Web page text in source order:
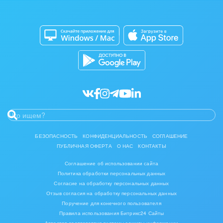
Инвестиционный бизнес
Интерьер, дизайн, декор
Консалтинговые и управленческие услуги
Мебель, лес, деревообработка
Медицина и фармацевтика
Металлургия
Кибербезопасность
Битрикс24 Маркет
Разработчикам приложений
БЕЗОПАСНОСТЬ КОНФИДЕНЦИАЛЬНОСТЬ
СОГЛАШЕНИЕ
ПУБЛИЧНАЯ ОФЕРТА
О НАС КОНТАКТЫ
Соглашение об использовании сайта
Политика обработки персональных данных
Согласие на обработку персональных данных
Отзыв согласия на обработку персональных данных
Поручение для конечного пользователя
Правила использования Битрикс24 Сайты